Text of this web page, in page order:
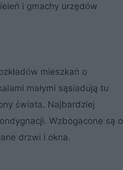
i gmachy urzędów
mieszkań o
małymi sąsiadują tu
świata. Najbardziej
Wzbogacone są o
drzwi i okna.